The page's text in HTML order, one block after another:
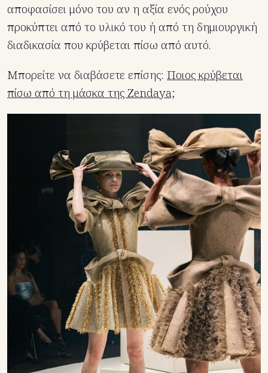
αποφασίσει μόνο του αν η αξία ενός ρούχου
προκύπτει από το υλικό του ή από τη δημιουργική
διαδικασία που κρύβεται πίσω από αυτό.
Μπορείτε να διαβάσετε επίσης: Ποιος κρύβεται
πίσω από τη μάσκα της Zendaya;